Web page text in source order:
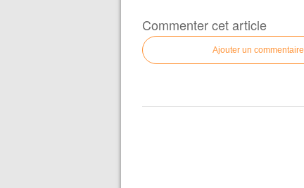
Commenter cet article
Ajouter un commentaire